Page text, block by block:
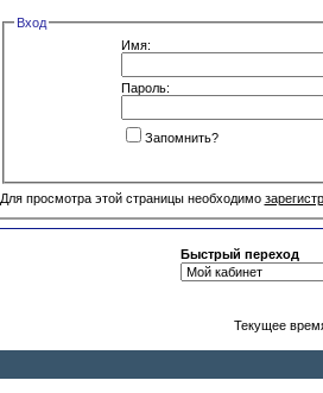
Вход
Имя:
Пароль:
Запомнить?
Для просмотра этой страницы необходимо
Быстрый переход
Текущее